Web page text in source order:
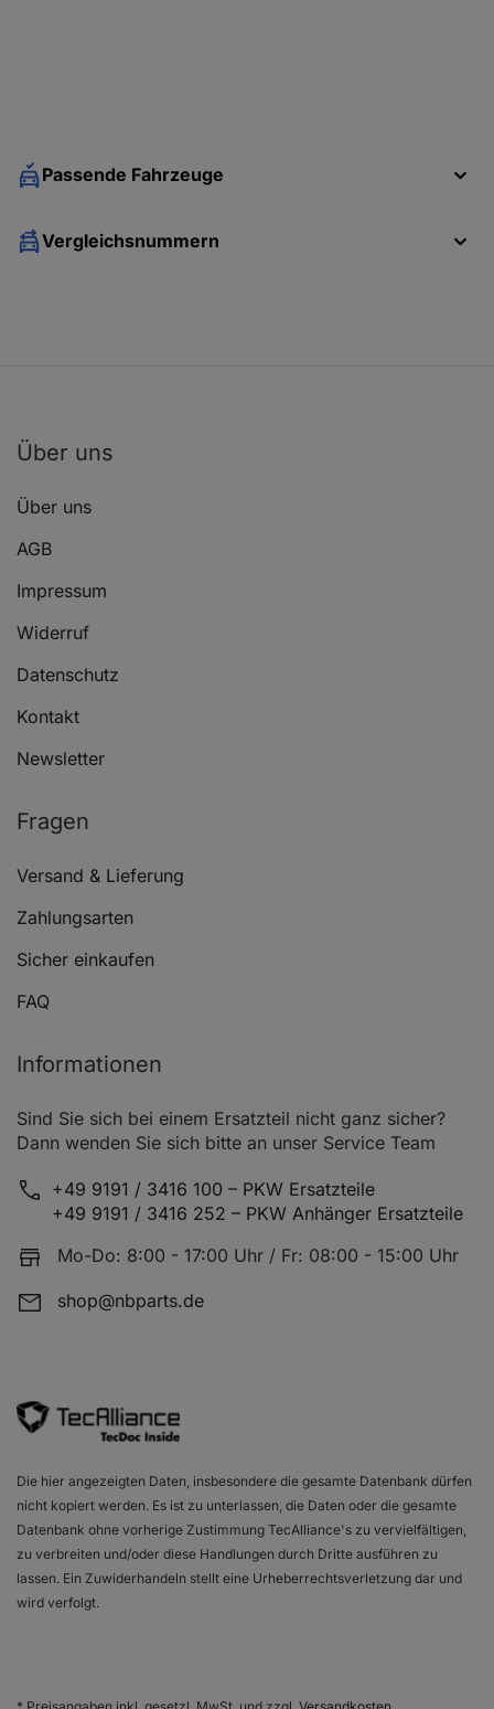
Passende Fahrzeuge
Vergleichsnummern
Über uns
Über uns
AGB
Impressum
Widerruf
Datenschutz
Kontakt
Newsletter
Fragen
Versand & Lieferung
Zahlungsarten
Sicher einkaufen
FAQ
Informationen
Sind Sie sich bei einem Ersatzteil nicht ganz sicher?
Dann wenden Sie sich bitte an unser Service Team
+49 9191 / 3416 100 – PKW Ersatzteile
+49 9191 / 3416 252 – PKW Anhänger Ersatzteile
Mo-Do: 8:00 - 17:00 Uhr / Fr: 08:00 - 15:00 Uhr
shop@nbparts.de
Die hier angezeigten Daten, insbesondere die gesamte Datenbank dürfen
nicht kopiert werden. Es ist zu unterlassen, die Daten oder die gesamte
Datenbank ohne vorherige Zustimmung TecAlliance's zu vervielfältigen,
zu verbreiten und/oder diese Handlungen durch Dritte ausführen zu
lassen. Ein Zuwiderhandeln stellt eine Urheberrechtsverletzung dar und
wird verfolgt.